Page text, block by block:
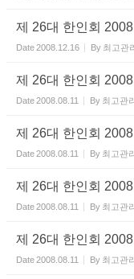
제 26대 한인회
Date2008.12.16 By 최고관
제 26대 한인회
Date2008.08.11 By 최고관
제 26대 한인회
Date2008.08.11 By 최고관
제 26대 한인회
Date2008.08.11 By 최고관
제 26대 한인회
Date2008.08.11 By 최고관